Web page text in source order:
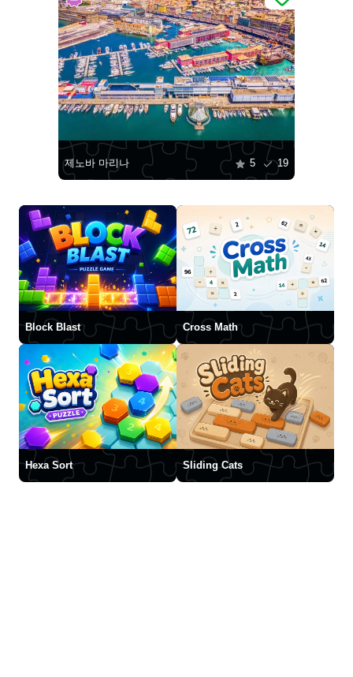
제노바 마리나 5 19
Block Blast Cross Math
Hexa Sort Sliding Cats